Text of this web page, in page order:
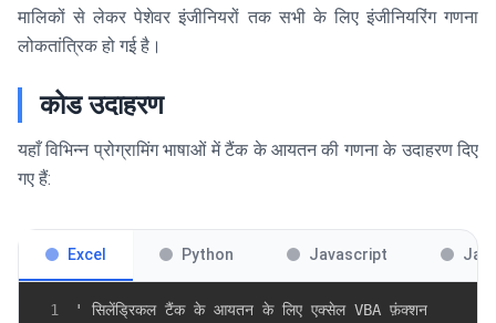
मालिकों से लेकर पेशेवर इंजीनियरों तक सभी के लिए इंजीनियरिंग गणना
लोकतांत्रिक हो गई है।
कोड उदाहरण
यहाँ विभिन्न प्रोग्रामिंग भाषाओं में टैंक के आयतन की गणना के उदाहरण दिए
गए हैं:
Excel Python Javascript
1
' सिलेंड्रिकल टैंक के आयतन के लिए एक्सेल VBA फ़ंक्शन